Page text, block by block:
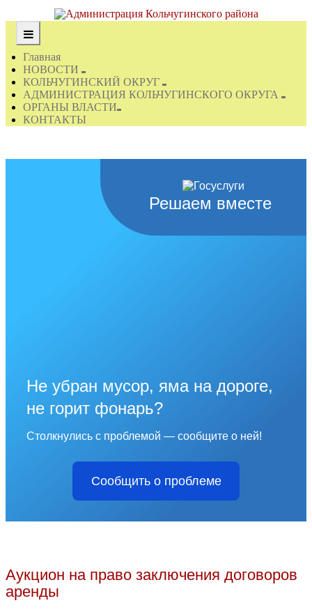
Главная
НОВОСТИ
КОЛЬЧУГИНСКИЙ ОКРУГ
АДМИНИСТРАЦИЯ КОЛЬЧУГИНСКОГО ОКРУГА
ОРГАНЫ ВЛАСТИ
КОНТАКТЫ
Решаем вместе
Не убран мусор, яма на дороге,
не горит фонарь?
Столкнулись с проблемой — сообщите о ней!
Сообщить о проблеме
Аукцион на право заключения договоров
аренды